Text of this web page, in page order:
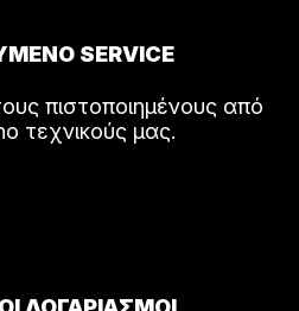
SERVICE
πιστοποιημένους από
τεχνικούς μας.